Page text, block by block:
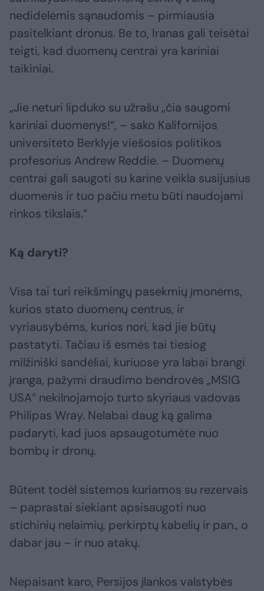
nedidelėmis sąnaudomis – pirmiausia
pasitelkiant dronus. Be to, Iranas gali teisėtai
teigti, kad duomenų centrai yra kariniai
taikiniai.
„Jie neturi lipduko su užrašu „čia saugomi
kariniai duomenys!“, – sako Kalifornijos
universiteto Berklyje viešosios politikos
profesorius Andrew Reddie. – Duomenų
centrai gali saugoti su karine veikla susijusius
duomenis ir tuo pačiu metu būti naudojami
rinkos tikslais.“
Ką daryti?
Visa tai turi reikšmingų pasekmių įmonėms,
kurios stato duomenų centrus, ir
vyriausybėms, kurios nori, kad jie būtų
pastatyti. Tačiau iš esmės tai tiesiog
milžiniški sandėliai, kuriuose yra labai brangi
įranga, pažymi draudimo bendrovės „MSIG
USA“ nekilnojamojo turto skyriaus vadovas
Philipas Wray. Nelabai daug ką galima
padaryti, kad juos apsaugotumėte nuo
bombų ir dronų.
Būtent todėl sistemos kuriamos su rezervais
– paprastai siekiant apsisaugoti nuo
stichinių nelaimių, perkirptų kabelių ir pan., o
dabar jau – ir nuo atakų.
Nepaisant karo, Persijos įlankos valstybės